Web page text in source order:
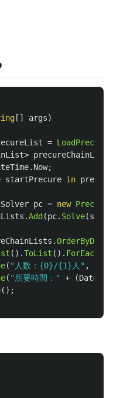
[] args)
= LoadPrecure
> precureChainLists
. Now;
startPrecure in
pc = new
.Add (pc. Solve(
.
().ToList (). ForEach
( "人数：{0}/{1}人" ,
( "所要時間：" + (
();